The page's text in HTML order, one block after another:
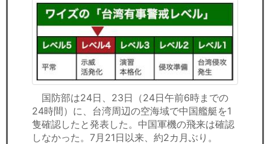
経済ニュース
労務顧問
飲食店情報
国防部は24日、23日（24日午前6時までの
24時間）に、台湾周辺の空海域で中国艦艇を1
隻確認したと発表した。中国軍機の飛来は確認
しなかった。7月21日以来、約2カ月ぶり。